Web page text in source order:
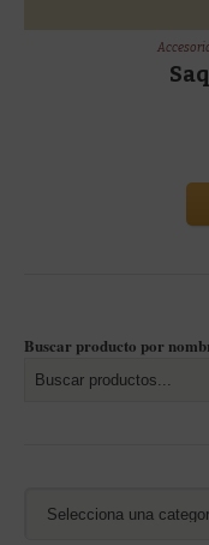
Buscar producto por